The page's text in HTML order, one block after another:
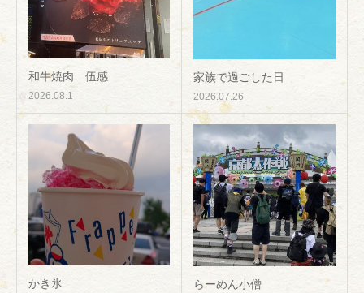
和牛焼肉 伍感
2026.08.1
家族で過ごした日
2026.07.26
かき氷 らーめん小僧